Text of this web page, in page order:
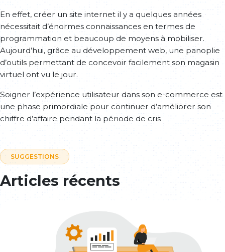
En effet, créer un site internet il y a quelques années
nécessitait d’énormes connaissances en termes de
programmation et beaucoup de moyens à mobiliser.
Aujourd’hui, grâce au développement web, une panoplie
d’outils permettant de concevoir facilement son magasin
virtuel ont vu le jour.
Soigner l’expérience utilisateur dans son e-commerce est
une phase primordiale pour continuer d’améliorer son
chiffre d’affaire pendant la période de cris
SUGGESTIONS
Articles récents